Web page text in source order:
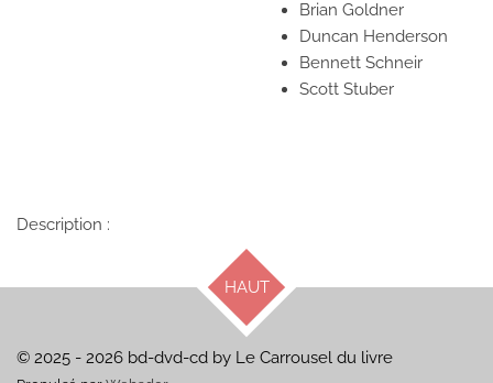
Brian Goldner
Duncan Henderson
Bennett Schneir
Scott Stuber
Description :
HAUT
© 2025 - 2026 bd-dvd-cd by Le Carrousel du livre